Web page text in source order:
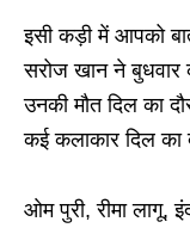
इसी कड़ी में आपको
सरोज खान ने बुधवार
उनकी मौत दिल का
कई कलाकार दिल का
ओम पुरी, रीमा